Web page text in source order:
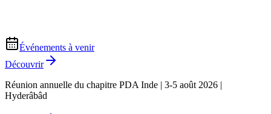
Événements à venir
Découvrir
Réunion annuelle du chapitre PDA Inde | 3-5 août 2026 |
Hyderâbâd